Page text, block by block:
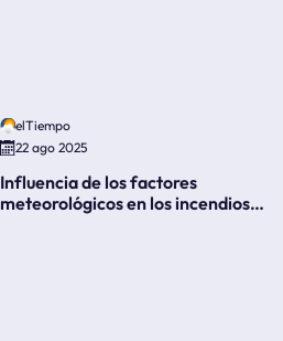
elTiempo
22 ago 2025
Influencia de los factores
meteorológicos en los incendios